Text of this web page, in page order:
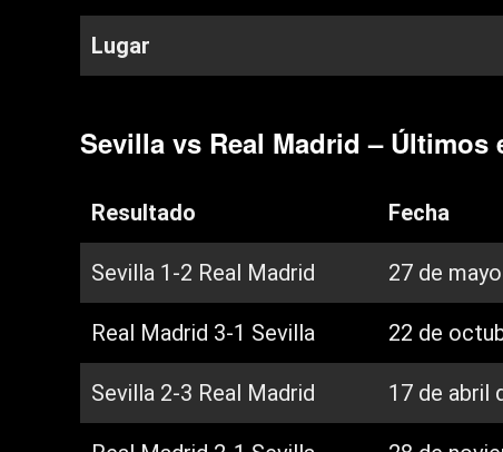
Lugar
Sevilla vs Real Madrid – Últimos
Resultado Fecha
Sevilla 1-2 Real Madrid 27 de
Real Madrid 3-1 Sevilla 22 de
Sevilla 2-3 Real Madrid 17 de abril